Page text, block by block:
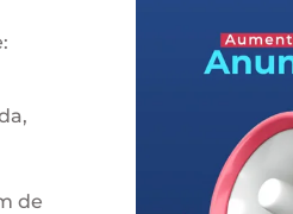
de